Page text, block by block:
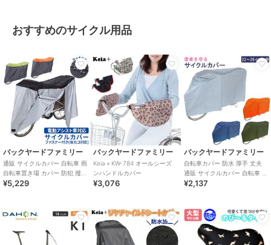
おすすめのサイクル用品
バックヤードファミリー
通販 サイクルカバー 自転車 雨
自転車置き場 カバー 防犯 撥水
はっ水 風飛び防止 飛ばない バ
¥5,229
バックヤードファミリー
Keia＋KW-784 オールシーズ
ンハンドルカバー
¥3,076
バックヤードファミリー
自転車カバー 防水 厚手 丈夫
通販 サイクルカバー 自転車 雨
自転車置き場 カバー 防犯 撥水
¥2,137